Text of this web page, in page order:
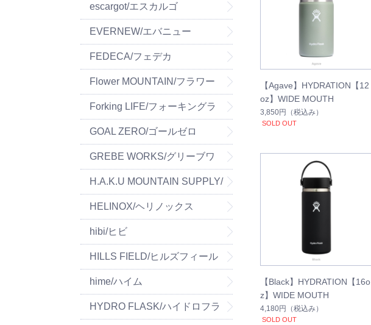
【Agave】HYDRATION【12
oz】WIDE MOUTH
3,850円 （税込み）
SOLD OUT
【Black】HYDRATION【16o
z】WIDE MOUTH
4,180円 （税込み）
SOLD OUT
escargot/エスカルゴ
EVERNEW/エバニュー
FEDECA/フェデカ
Flower MOUNTAIN/フラワー
マウンテン
Forking LIFE/フォーキングラ
イフ
GOAL ZERO/ゴールゼロ
GREBE WORKS/グリーブワ
ークス
H.A.K.U MOUNTAIN SUPPLY/
ハク マウンテン サプライ
HELINOX/ヘリノックス
hibi/ヒビ
HILLS FIELD/ヒルズフィール
ド
hime/ハイム
HYDRO FLASK/ハイドロフラ